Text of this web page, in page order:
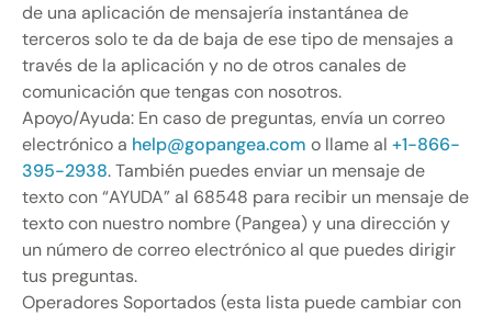
de una aplicación de mensajería instantánea de
terceros solo te da de baja de ese tipo de mensajes a
través de la aplicación y no de otros canales de
comunicación que tengas con nosotros.
Apoyo/Ayuda: En caso de preguntas, envía un correo
electrónico a help@gopangea.com o llame al +1-866-
395-2938. También puedes enviar un mensaje de
texto con “AYUDA” al 68548 para recibir un mensaje de
texto con nuestro nombre (Pangea) y una dirección y
un número de correo electrónico al que puedes dirigir
tus preguntas.
Operadores Soportados (esta lista puede cambiar con